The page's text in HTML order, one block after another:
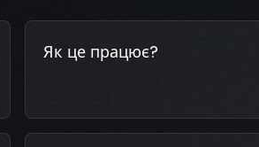
Як це працює?